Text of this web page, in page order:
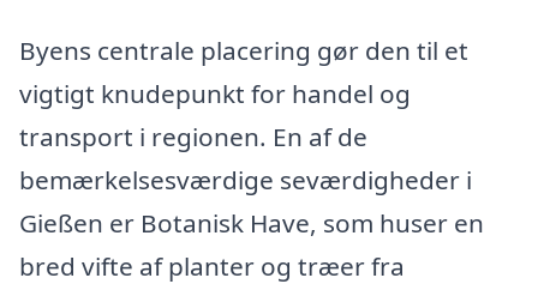
Byens centrale placering gør den til et
vigtigt knudepunkt for handel og
transport i regionen. En af de
bemærkelsesværdige seværdigheder i
Gießen er Botanisk Have, som huser en
bred vifte af planter og træer fra